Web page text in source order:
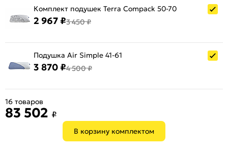
Комплект подушек Terra Compack 50-70
2 967 ₽3 450 ₽
Подушка Air Simple 41-61
3 870 ₽4 500 ₽
В корзину комплектом
16 товаров
83 502 ₽